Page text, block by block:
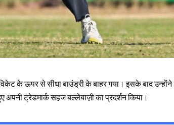
के ऊपर से सीधा बाउंड्री के बाहर गया। इसके बाद उन्होंने
अपनी ट्रेडमार्क सहज बल्लेबाज़ी का प्रदर्शन किया।